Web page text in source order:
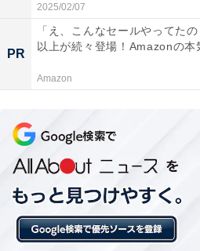
2025/02/07
PR
「え、こんなセールやってた
以上が続々登場！Amazonの本
Amazon